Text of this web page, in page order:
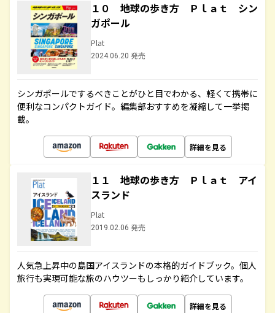
１０ 地球の歩き方 Ｐｌａｔ シン
ガポール
Plat
2024.06.20 発売
シンガポールでするべきことがひと目でわかる、軽くて携帯に
便利なコンパクトガイド。編集部おすすめを凝縮して一挙掲
載。
詳細を見る
１１ 地球の歩き方 Ｐｌａｔ アイ
スランド
Plat
2019.02.06 発売
人気急上昇中の島国アイスランドの本格的ガイドブック。個人
旅行も実現可能な旅のハウツーもしっかり紹介しています。
詳細を見る